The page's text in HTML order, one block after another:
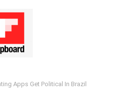
Apps Get Political In Brazil